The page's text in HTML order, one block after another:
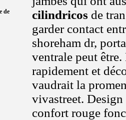
de
cilindricos de
garder contact
shoreham dr,
ventrale peut
rapidement et
vaudrait la
vivastreet.
confort rouge